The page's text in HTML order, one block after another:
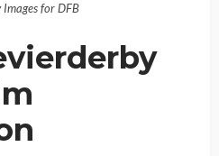
for DFB